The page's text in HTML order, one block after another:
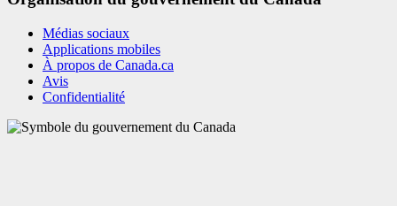
Médias sociaux
Applications mobiles
À propos de Canada.ca
Avis
Confidentialité